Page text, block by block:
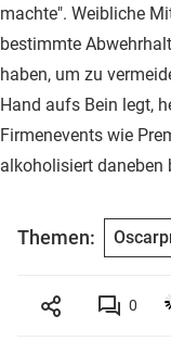
machte". Weibliche
bestimmte
haben, um zu
Hand aufs Bein legt,
Firmenevents wie
alkoholisiert daneben
Themen:
0